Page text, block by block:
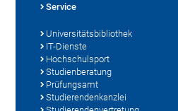
Service
Universitätsbibliothek
IT-Dienste
Hochschulsport
Studienberatung
Prüfungsamt
Studierendenkanzlei